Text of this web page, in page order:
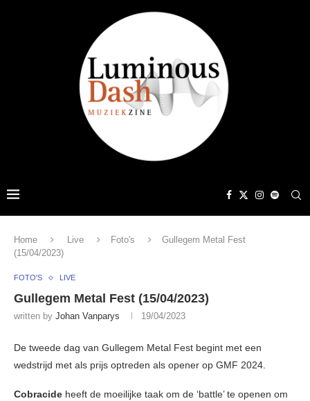
Home Live Foto's
Gullegem Metal Fest
(15/04/2023)
FOTO'S LIVE
Gullegem Metal Fest (15/04/2023)
written by Johan Vanparys 19/04/2023
De tweede dag van Gullegem Metal Fest begint met een
wedstrijd met als prijs optreden als opener op GMF 2024.
Cobracide heeft de moeilijke taak om de ‘battle’ te openen om